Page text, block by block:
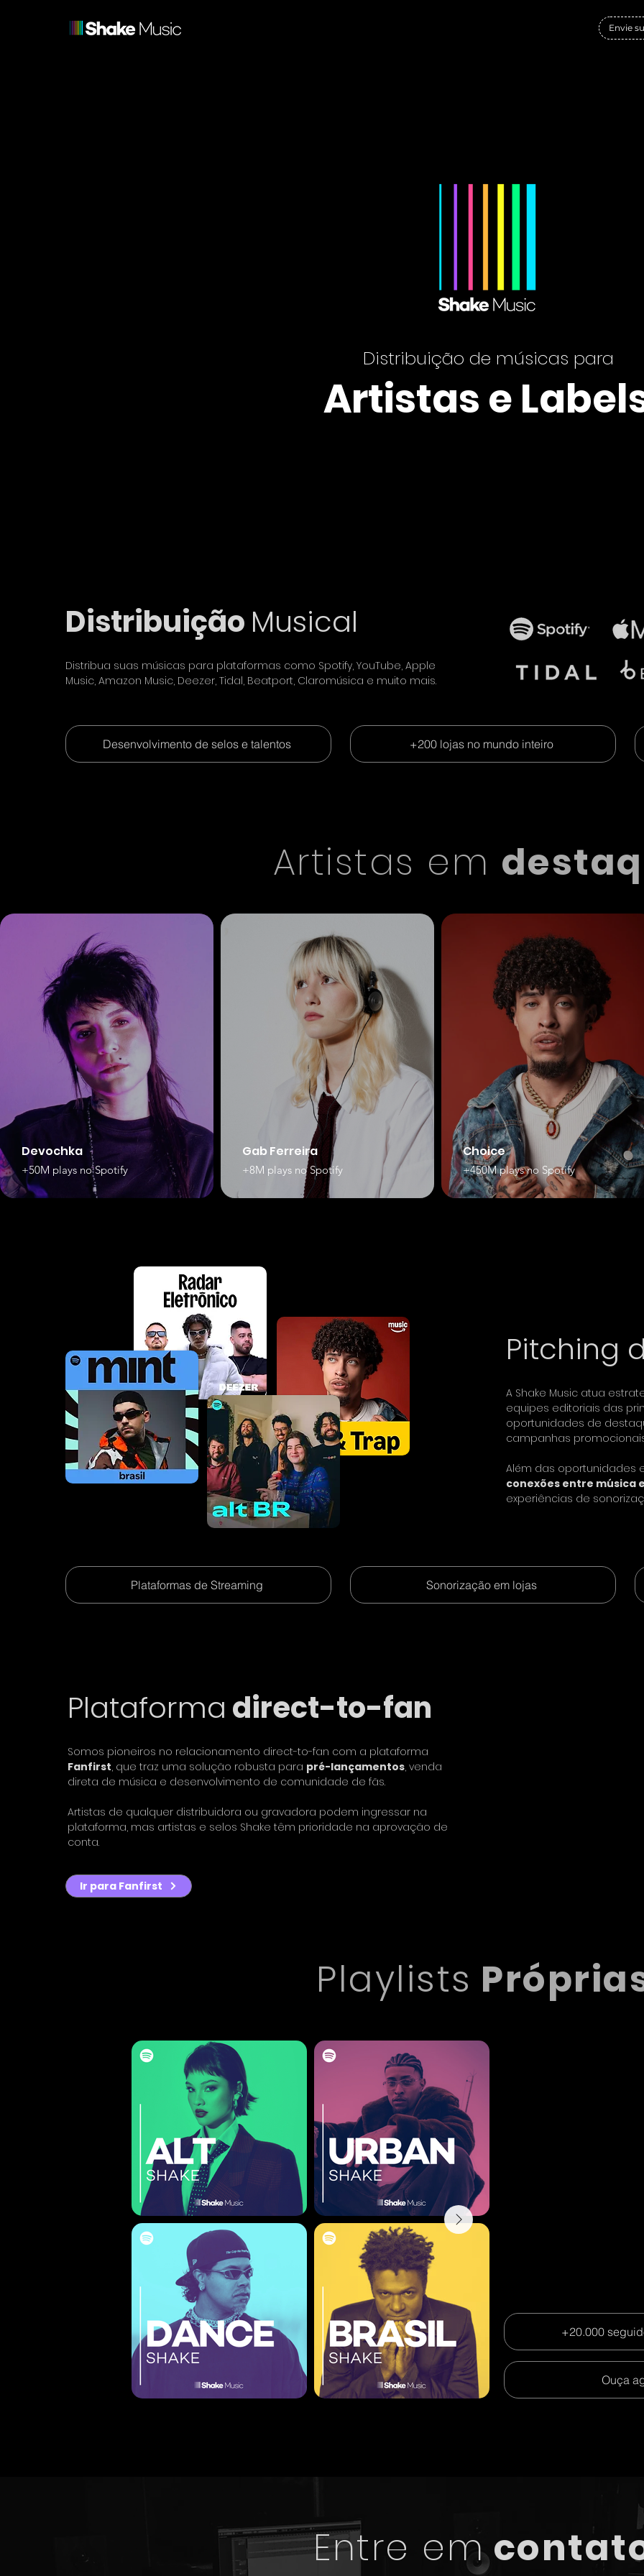
Artistas e
Distribuição de músicas para
Envie
Distribuição Musical
Distribua suas músicas para plataformas como Spotify, YouTube, Apple
Music, Amazon Music, Deezer, Tidal, Beatport, Claromúsica e muito mais.
Desenvolvimento de selos e talentos +200 lojas no mundo inteiro
Playlists
+20.000
Ouça
Entre em
Artistas em
Devochka
+50M plays no Spotify
Gab Ferreira
+8M plays no Spotify
Choice
+450M plays no Spotify
Plataformas de Streaming Sonorização em lojas
Pitching
A Shake Music atua
equipes editoriais das
oportunidades de
campanhas
Além das oportunidades
conexões entre música
experiências de
Plataforma direct-to-fan
Somos pioneiros no relacionamento direct-to-fan com a plataforma
Fanfirst, que traz uma solução robusta para pré-lançamentos, venda
direta de música e desenvolvimento de comunidade de fãs.
Artistas de qualquer distribuidora ou gravadora podem ingressar na
plataforma, mas artistas e selos Shake têm prioridade na aprovação de
conta.
Ir para Fanfirst